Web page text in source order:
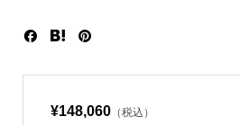
¥148,060（税込）